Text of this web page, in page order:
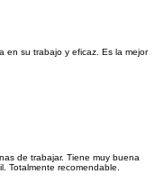
en su trabajo y eficaz. Es la mejor
de trabajar. Tiene muy buena
Totalmente recomendable.